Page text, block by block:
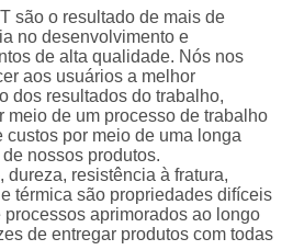
são o resultado de mais de
no desenvolvimento e
de alta qualidade. Nós nos
aos usuários a melhor
dos resultados do trabalho,
meio de um processo de trabalho
por meio de uma longa
nossos produtos.
dureza, resistência à fratura,
térmica são propriedades difíceis
aprimorados ao longo
de entregar produtos com todas